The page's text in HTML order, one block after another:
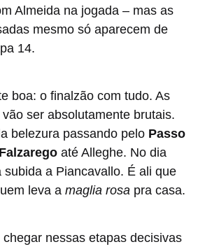
Almeida na jogada – mas as
mesmo só aparecem de
14.
boa: o finalzão com tudo. As
ser absolutamente brutais.
belezura passando pelo Passo
até Alleghe. No dia
subida a Piancavallo. É ali que
leva a maglia rosa pra casa.
nessas etapas decisivas